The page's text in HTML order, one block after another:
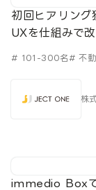
初回ヒアリング
UXを仕組みで
# 101-300名# 不動
株
immedio Boxで